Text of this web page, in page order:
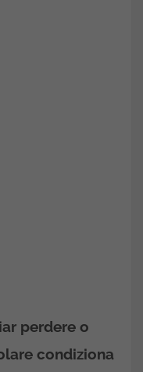
perdere o
condiziona